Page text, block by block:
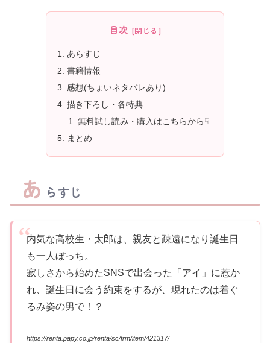
目次
あらすじ
書籍情報
感想(ちょいネタバレあり)
描き下ろし・各特典
無料試し読み・購入はこちらから☟
まとめ
あ らすじ
内気な高校生・太郎は、親友と疎遠になり誕生日
も一人ぼっち。
寂しさから始めたSNSで出会った「アイ」に惹か
れ、誕生日に会う約束をするが、現れたのは着ぐ
るみ姿の男で！？
https://renta.papy.co.jp/renta/sc/frm/item/421317/